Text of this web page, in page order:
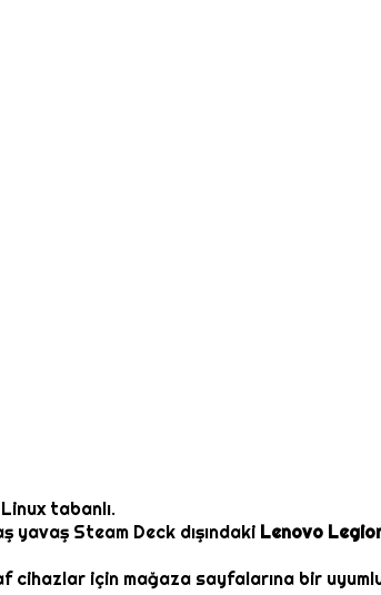
tabanlı.
yavaş Steam Deck dışındaki Lenovo
için mağaza sayfalarına bir